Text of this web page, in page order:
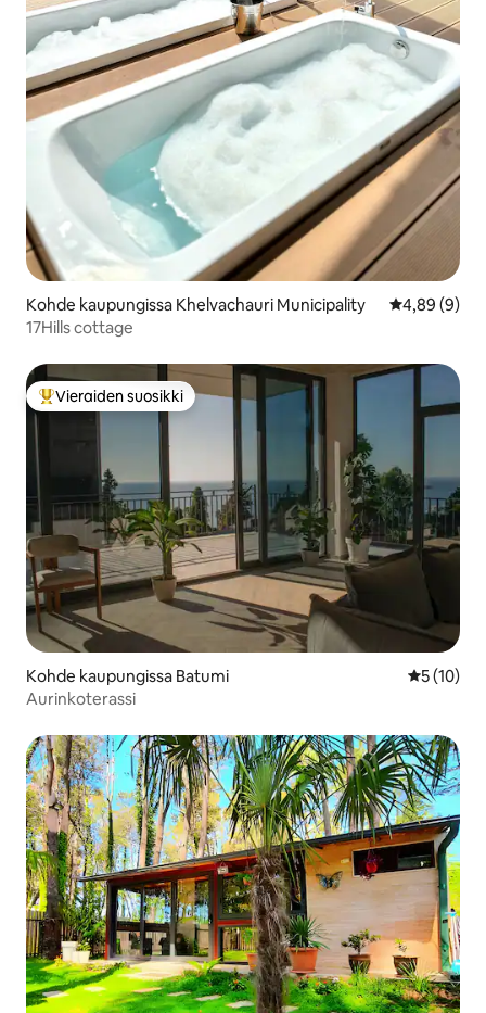
Kohde kaupungissa Khelvachauri Municipality
4,89 (9)
17Hills cottage
Vieraiden suosikkien parhaimmistoa
Vieraiden suosikki
Kohde kaupungissa Batumi
5 (10)
Aurinkoterassi